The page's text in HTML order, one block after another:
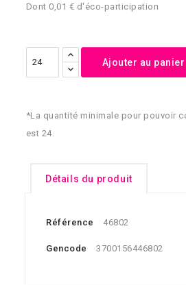
Dont 0,01 € d'éco-participation
Ajouter au panier
*La quantité minimale pour pouvoir
est 24.
Détails du produit
Référence 46802
Gencode 3700156446802